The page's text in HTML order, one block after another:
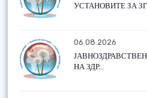
УСТАНОВИТЕ ЗА
06.08.2026
НА ЗДР...